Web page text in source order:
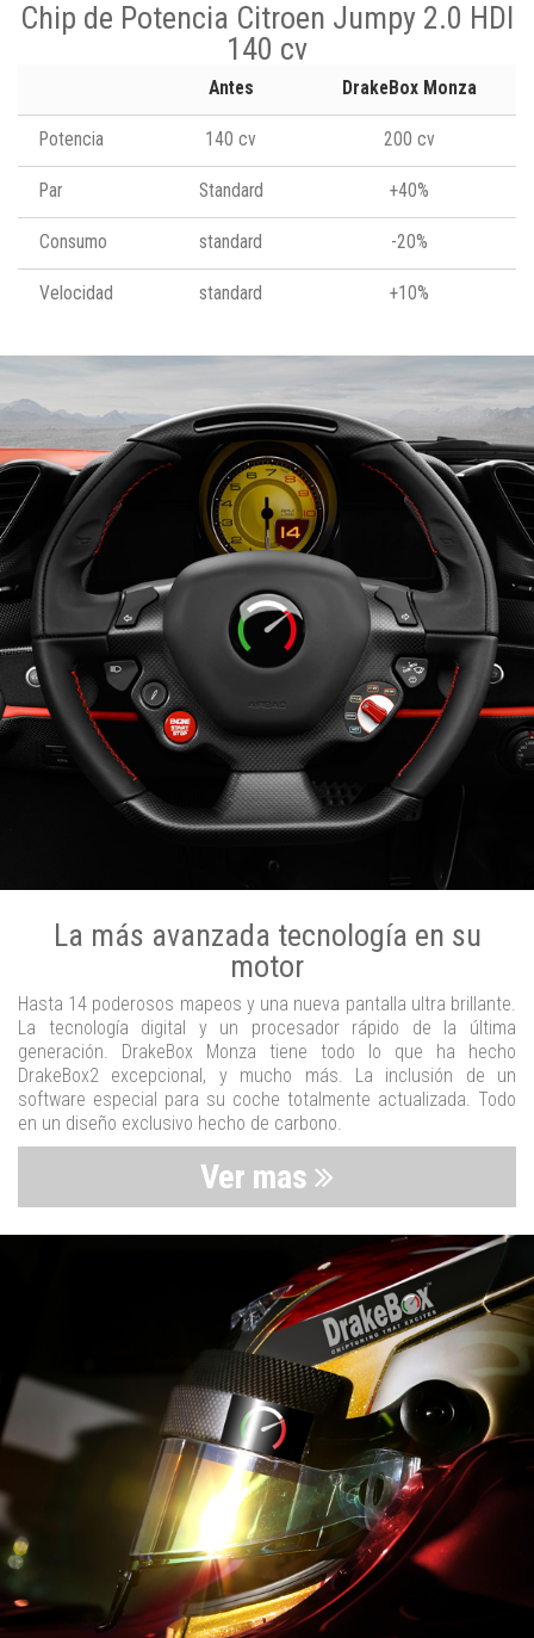
Chip de Potencia Citroen Jumpy 2.0 HDI
140 cv
Antes DrakeBox Monza
Potencia 140 cv 200 cv
Par Standard +40%
Consumo standard -20%
Velocidad standard +10%
La más avanzada tecnología en su
motor
Hasta 14 poderosos mapeos y una nueva pantalla ultra brillante.
La tecnología digital y un procesador rápido de la última
generación. DrakeBox Monza tiene todo lo que ha hecho
DrakeBox2 excepcional, y mucho más. La inclusión de un
software especial para su coche totalmente actualizada. Todo
en un diseño exclusivo hecho de carbono.
Ver mas